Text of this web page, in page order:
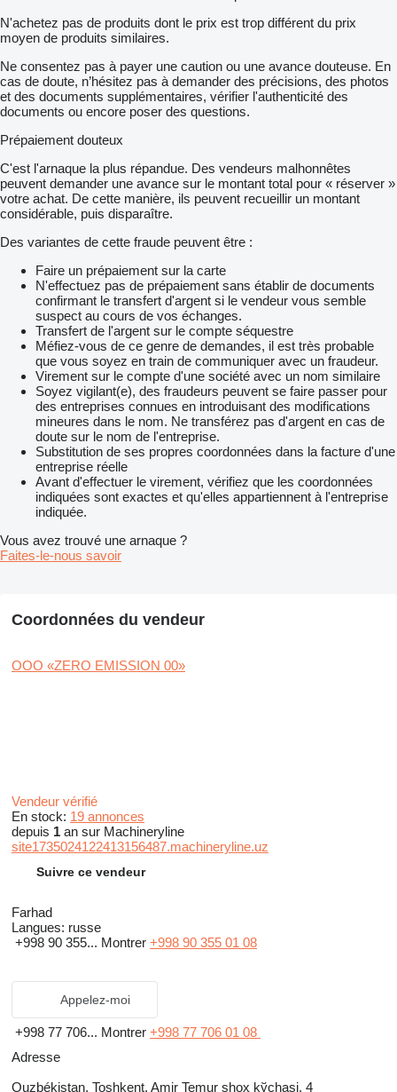
N'achetez pas de produits dont le prix est trop différent du prix
moyen de produits similaires.
Ne consentez pas à payer une caution ou une avance douteuse. En
cas de doute, n’hésitez pas à demander des précisions, des photos
et des documents supplémentaires, vérifier l'authenticité des
documents ou encore poser des questions.
Prépaiement douteux
C'est l'arnaque la plus répandue. Des vendeurs malhonnêtes
peuvent demander une avance sur le montant total pour « réserver »
votre achat. De cette manière, ils peuvent recueillir un montant
considérable, puis disparaître.
Des variantes de cette fraude peuvent être :
Faire un prépaiement sur la carte
N'effectuez pas de prépaiement sans établir de documents
confirmant le transfert d'argent si le vendeur vous semble
suspect au cours de vos échanges.
Transfert de l'argent sur le compte séquestre
Méfiez-vous de ce genre de demandes, il est très probable
que vous soyez en train de communiquer avec un fraudeur.
Virement sur le compte d'une société avec un nom similaire
Soyez vigilant(e), des fraudeurs peuvent se faire passer pour
des entreprises connues en introduisant des modifications
mineures dans le nom. Ne transférez pas d'argent en cas de
doute sur le nom de l'entreprise.
Substitution de ses propres coordonnées dans la facture d'une
entreprise réelle
Avant d'effectuer le virement, vérifiez que les coordonnées
indiquées sont exactes et qu'elles appartiennent à l'entreprise
indiquée.
Vous avez trouvé une arnaque ?
Faites-le-nous savoir
Coordonnées du vendeur
OOO «ZERO EMISSION 00»
Vendeur vérifié
En stock: 19 annonces
depuis 1 an sur Machineryline
site1735024122413156487.machineryline.uz
Suivre ce vendeur
Farhad
Langues: russe
+998 90 355... Montrer +998 90 355 01 08
Appelez-moi
+998 77 706... Montrer +998 77 706 01 08
Adresse
Ouzbékistan, Toshkent, Amir Temur shoҳ kўchasi, 4